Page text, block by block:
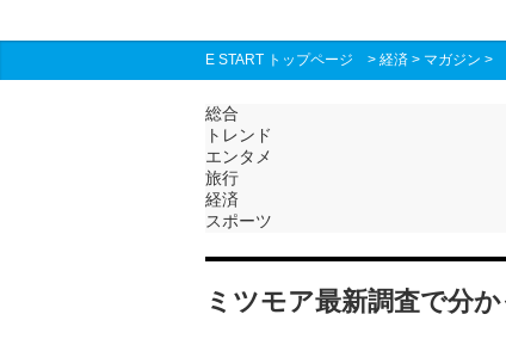
E START トップページ > 経済 > マガジン >
総合
トレンド
エンタメ
旅行
経済
スポーツ
ミツモア最新調査で分